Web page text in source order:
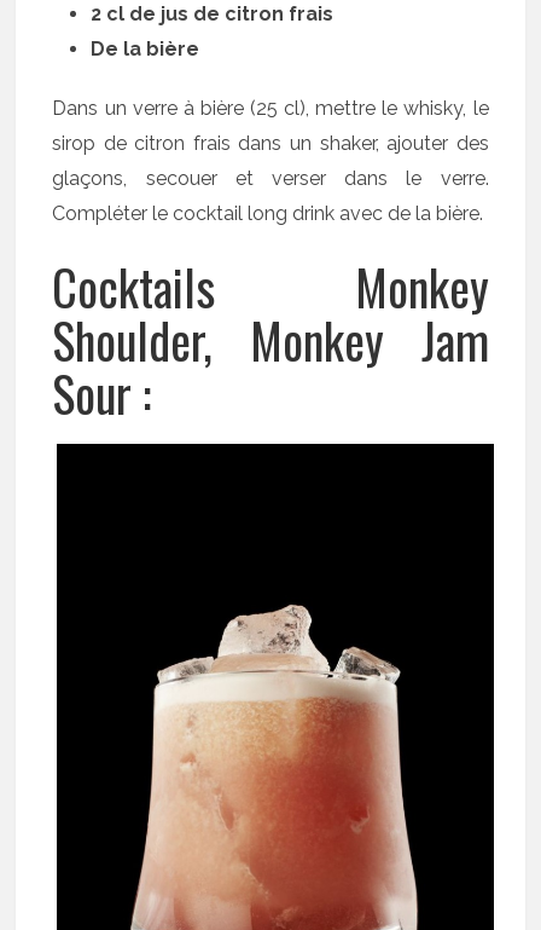
2 cl de jus de citron frais
De la bière
Dans un verre à bière (25 cl), mettre le whisky, le
sirop de citron frais dans un shaker, ajouter des
glaçons, secouer et verser dans le verre.
Compléter le cocktail long drink avec de la bière.
Cocktails Monkey
Shoulder, Monkey Jam
Sour :